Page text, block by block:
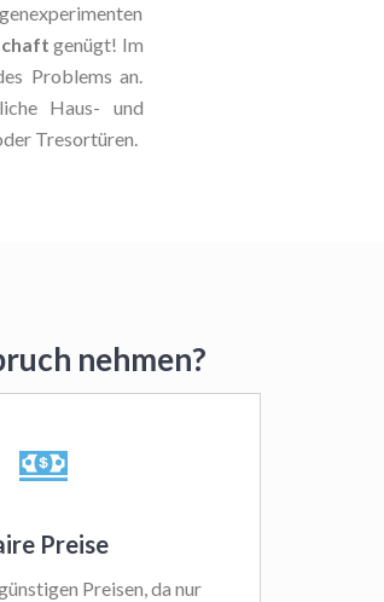
genügt! Im
Problems an.
Haus- und
Tresortüren.
nehmen?
Preise
Preisen, da nur